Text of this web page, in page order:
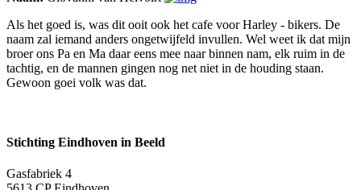
Als het goed is, was dit ooit ook het cafe voor Harley - bikers. De
naam zal iemand anders ongetwijfeld invullen. Wel weet ik dat mijn
broer ons Pa en Ma daar eens mee naar binnen nam, elk ruim in de
tachtig, en de mannen gingen nog net niet in de houding staan.
Gewoon goei volk was dat.
Stichting Eindhoven in Beeld
Gasfabriek 4